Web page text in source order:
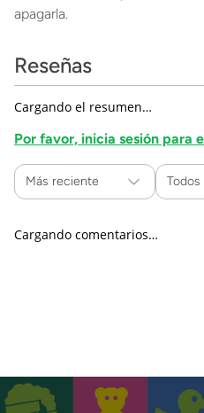
apagarla.
Reseñas
Cargando el resumen…
Por favor, inicia sesión para
Más reciente Todos
Cargando comentarios…